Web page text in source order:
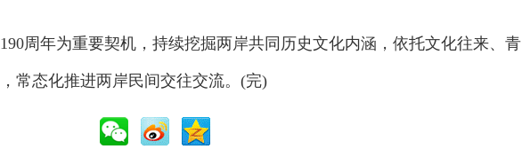
周年为重要契机，持续挖掘两岸共同历史文化内涵，依托文化往来、青
常态化推进两岸民间交往交流。(完)